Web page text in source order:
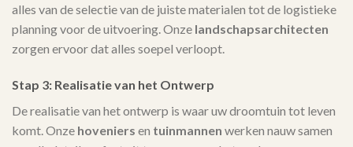
alles van de selectie van de juiste materialen tot de logistieke
planning voor de uitvoering. Onze landschapsarchitecten
zorgen ervoor dat alles soepel verloopt.
Stap 3: Realisatie van het Ontwerp
De realisatie van het ontwerp is waar uw droomtuin tot leven
komt. Onze hoveniers en tuinmannen werken nauw samen